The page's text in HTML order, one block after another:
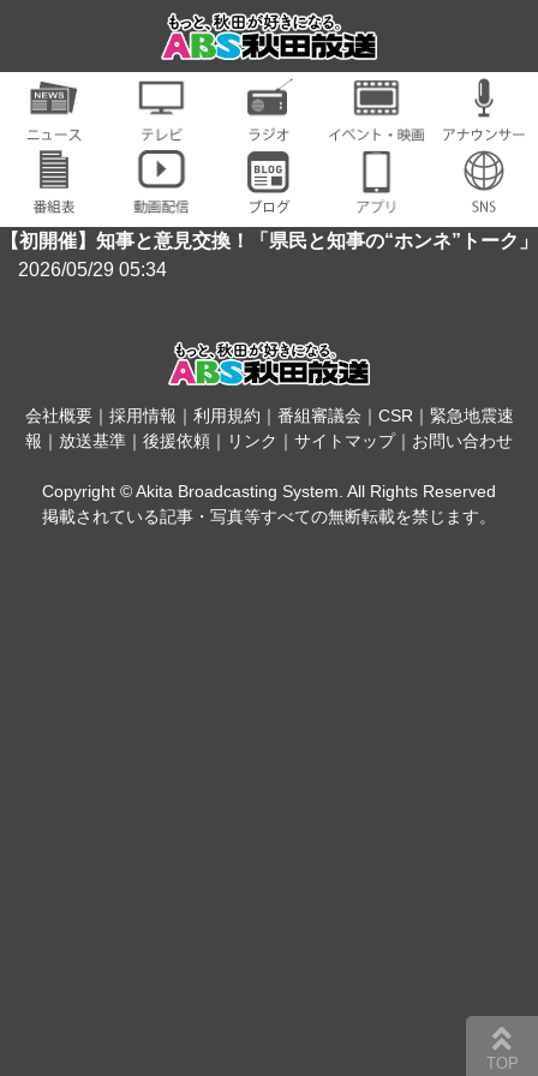
【初開催】知事と意見交換！「県民と知事の“ホンネ”トーク」
2026/05/29 05:34
会社概要｜ 採用情報 ｜ 利用規約 ｜ 番組審議会 ｜ CSR｜ 緊急地震速
報 ｜ 放送基準 ｜ 後援依頼 ｜ リンク ｜ サイトマップ｜ お問い合わせ
Copyright © Akita Broadcasting System. All Rights Reserved
掲載されている記事・写真等すべての無断転載を禁じます。